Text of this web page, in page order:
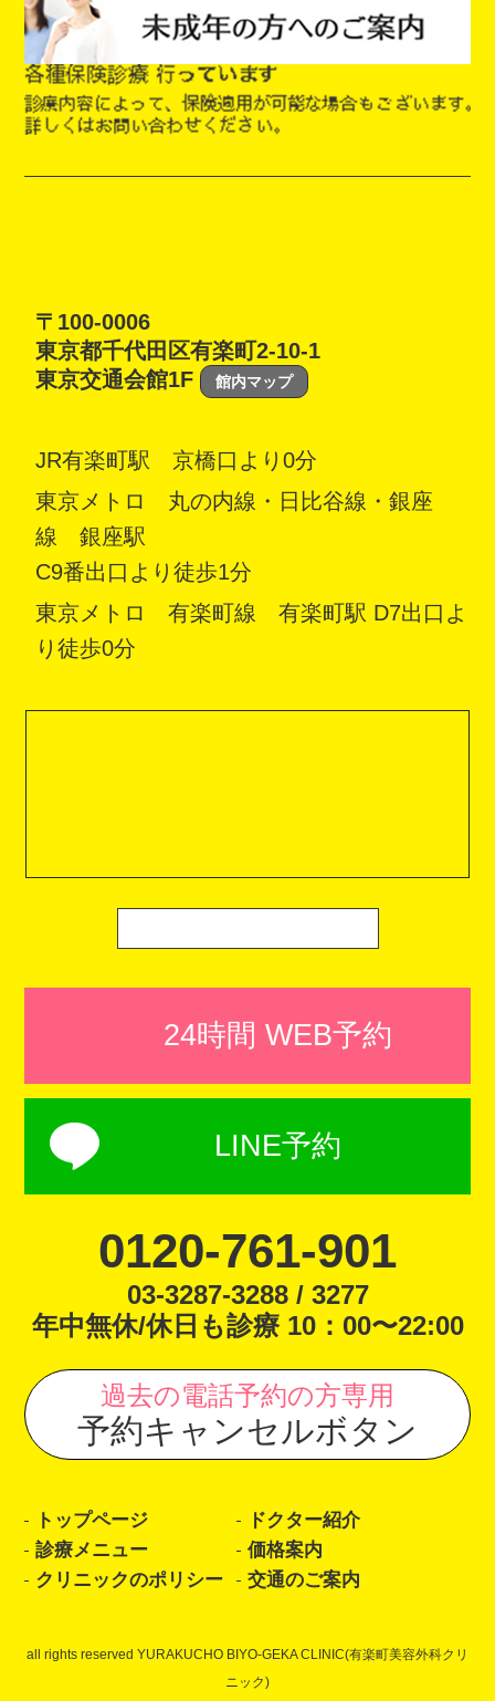
〒100-0006
東京都千代田区有楽町2-10-1
東京交通会館1F
館内マップ
JR有楽町駅 京橋口より0分
東京メトロ 丸の内線・日比谷線・銀座
線 銀座駅
C9番出口より徒歩1分
東京メトロ 有楽町線 有楽町駅 D7出口よ
り徒歩0分
24時間 WEB予約
LINE予約
0120-761-901
03-3287-3288 / 3277
年中無休/休日も診療 10：00〜22:00
過去の電話予約の方専用
予約キャンセルボタン
トップページ
ドクター紹介
診療メニュー
価格案内
クリニックのポリシー
交通のご案内
all rights reserved YURAKUCHO BIYO-GEKA CLINIC(有楽町美容外科クリ
ニック)